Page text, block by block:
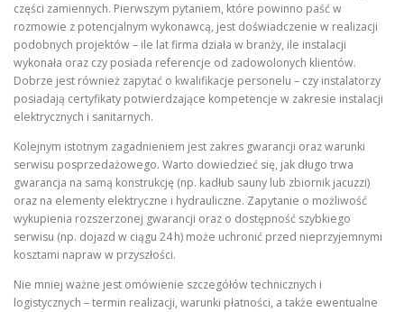
części zamiennych. Pierwszym pytaniem, które powinno paść w
rozmowie z potencjalnym wykonawcą, jest doświadczenie w realizacji
podobnych projektów – ile lat firma działa w branży, ile instalacji
wykonała oraz czy posiada referencje od zadowolonych klientów.
Dobrze jest również zapytać o kwalifikacje personelu – czy instalatorzy
posiadają certyfikaty potwierdzające kompetencje w zakresie instalacji
elektrycznych i sanitarnych.
Kolejnym istotnym zagadnieniem jest zakres gwarancji oraz warunki
serwisu posprzedażowego. Warto dowiedzieć się, jak długo trwa
gwarancja na samą konstrukcję (np. kadłub sauny lub zbiornik jacuzzi)
oraz na elementy elektryczne i hydrauliczne. Zapytanie o możliwość
wykupienia rozszerzonej gwarancji oraz o dostępność szybkiego
serwisu (np. dojazd w ciągu 24 h) może uchronić przed nieprzyjemnymi
kosztami napraw w przyszłości.
Nie mniej ważne jest omówienie szczegółów technicznych i
logistycznych – termin realizacji, warunki płatności, a także ewentualne